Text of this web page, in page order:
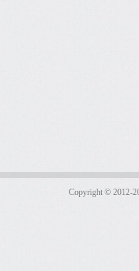
Copyright © 2012-